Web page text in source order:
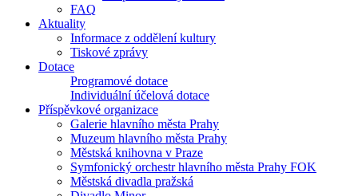
FAQ
Aktuality
Informace z oddělení kultury
Tiskové zprávy
Dotace
Programové dotace
Individuální účelová dotace
Příspěvkové organizace
Galerie hlavního města Prahy
Muzeum hlavního města Prahy
Městská knihovna v Praze
Symfonický orchestr hlavního města Prahy FOK
Městská divadla pražská